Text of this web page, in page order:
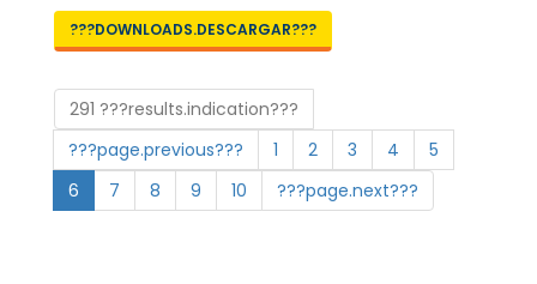
???DOWNLOADS.DESCARGAR???
291 ???results.indication???
???page.previous???
1 2 3 4
5
6
7 8 9 10 ???page.next???